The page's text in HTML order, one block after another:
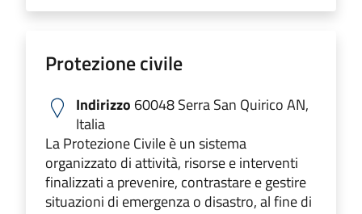
Protezione civile
Indirizzo 60048 Serra San Quirico AN,
Italia
La Protezione Civile è un sistema
organizzato di attività, risorse e interventi
finalizzati a prevenire, contrastare e gestire
situazioni di emergenza o disastro, al fine di